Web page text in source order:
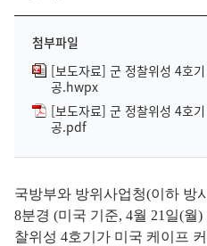
첨부파일
[보도자료] 군 정찰위성 4호
공.hwpx
[보도자료] 군 정찰위성 4호
공.pdf
국방부와 방위사업청(이하 방
8분경 (미국 기준, 4월 21일(월
찰위성 4호기가 미국 케이프